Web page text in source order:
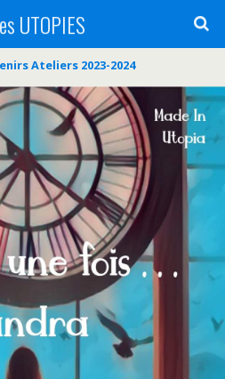
UTOPIES
Ateliers 2023-2024